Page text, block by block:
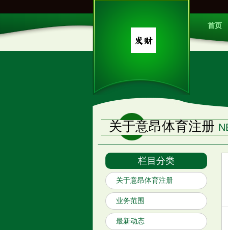
首页
关于意昂体育注册
栏目分类
关于意昂体育注册
业务范围
最新动态